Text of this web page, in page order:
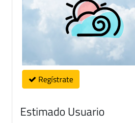
Regístrate
Estimado Usuario